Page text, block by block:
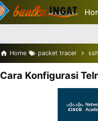
Home packet tracer ssh
Cara Konfigurasi